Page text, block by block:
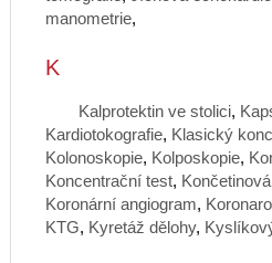
manometrie,
K
Kalprotektin ve stolici,
Kardiotokografie, Klasický
Kolonoskopie, Kolposkopie,
Koncentrační test,
Koronární angiogram,
KTG, Kyretáž dělohy,